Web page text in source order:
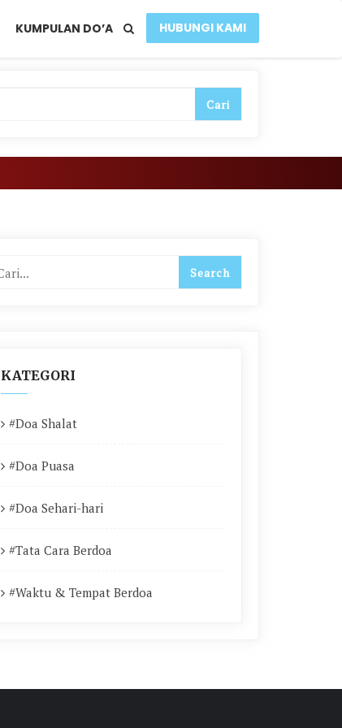
KUMPULAN DO’A HUBUNGI KAMI
KATEGORI
#Doa Shalat
#Doa Puasa
#Doa Sehari-hari
#Tata Cara Berdoa
#Waktu & Tempat Berdoa